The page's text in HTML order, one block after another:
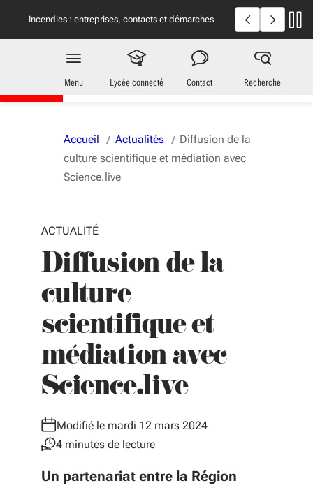
Incendies : entreprises, contacts et démarches
Incendies en
utiles
Jeunes
en Nouvelle-Aquitaine
Menu Lycée connecté Contact Recherche
Accueil Actualités
Diffusion de la
culture scientifique et médiation avec
Science.live
ACTUALITÉ
Diffusion de la
culture
scientifique et
médiation avec
Science.live
Modifié le mardi 12 mars 2024
4 minutes de lecture
Un partenariat entre la Région